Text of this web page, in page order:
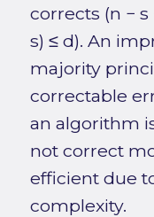
corrects (n − s
s) ≤ d). An
majority
correctable
an algorithm
not correct
efficient due
complexity.